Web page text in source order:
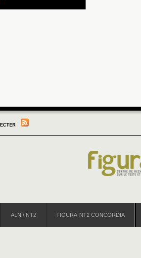
ALN / NT2 FIGURA-NT2 CONCORDIA